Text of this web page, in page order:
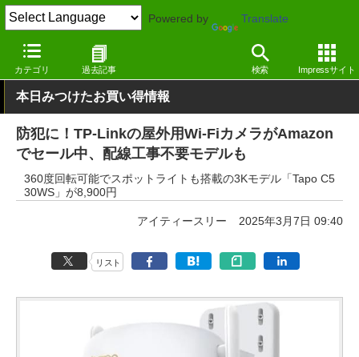
Powered by Translate
カテゴリ 過去記事 検索 Impressサイト
窓の杜 システム・ファイル その他
本日みつけたお買い得情報
防犯に！TP-Linkの屋外用Wi-FiカメラがAmazon
でセール中、配線工事不要モデルも
360度回転可能でスポットライトも搭載の3Kモデル「Tapo C5
30WS」が8,900円
アイティースリー 2025年3月7日 09:40
リスト